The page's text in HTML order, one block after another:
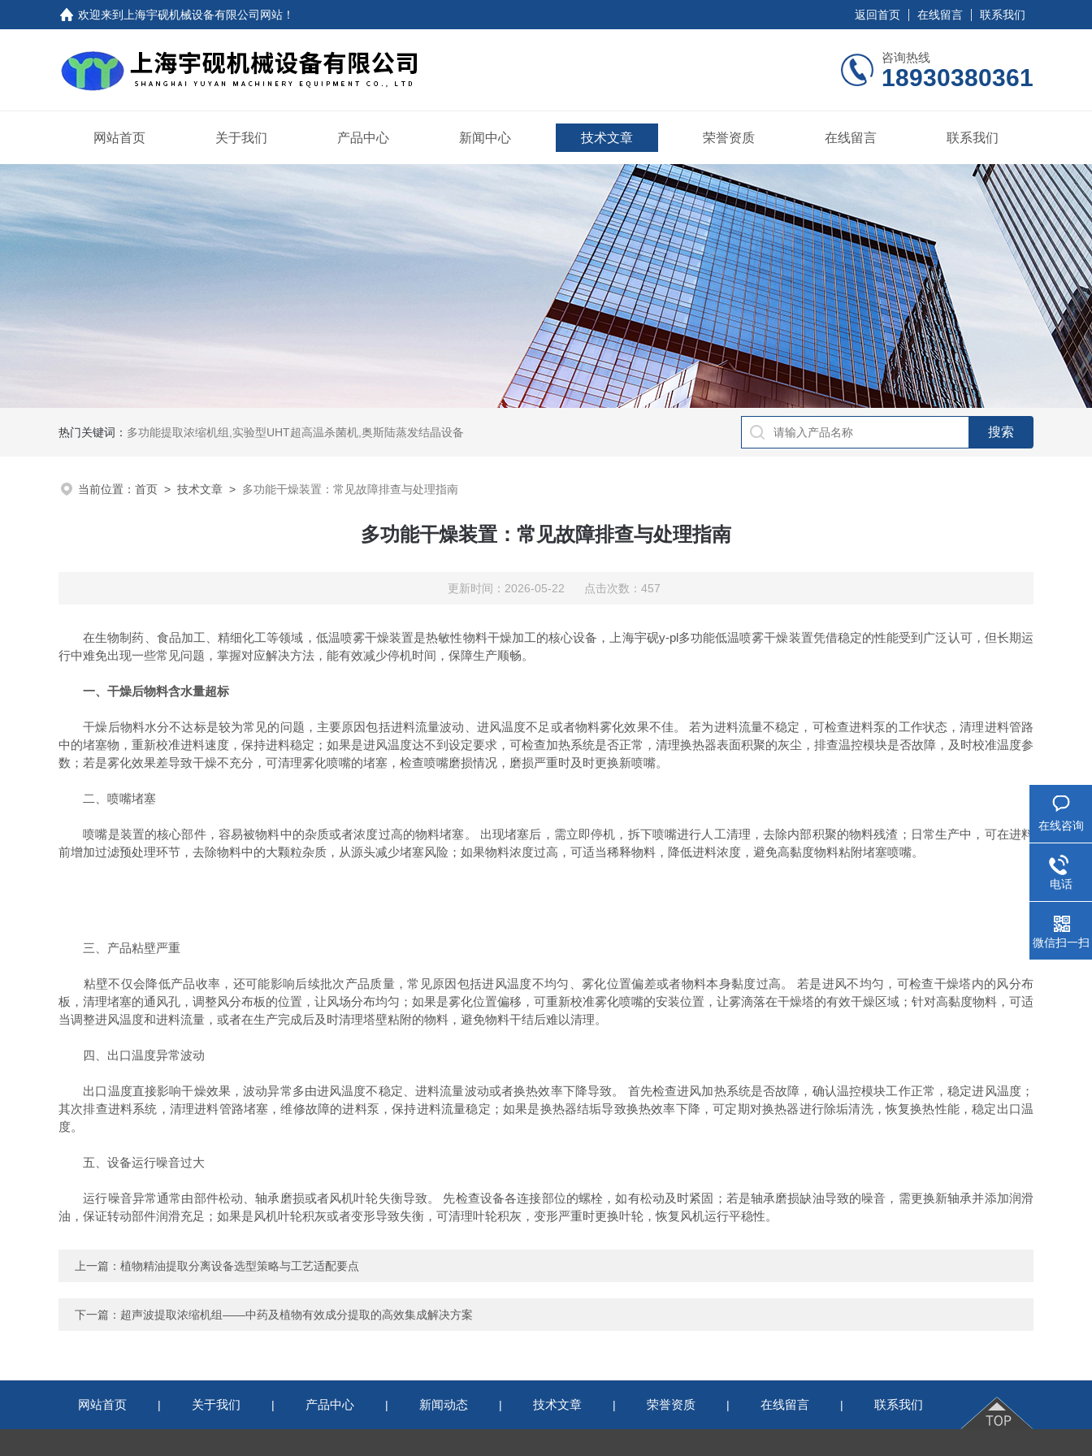
欢迎来到上海宇砚机械设备有限公司网站！ 返回首页 在线留言 联系我们
咨询热线
18930380361
网站首页 关于我们 产品中心 新闻中心 技术文章 荣誉资质 在线留言 联系我们
热门关键词： 多功能提取浓缩机组,实验型UHT超高温杀菌机,奥斯陆蒸发结晶设备
当前位置： 首页 > 技术文章 > 多功能干燥装置：常见故障排查与处理指南
多功能干燥装置：常见故障排查与处理指南
更新时间：2026-05-22 点击次数：457
在生物制药、食品加工、精细化工等领域，低温喷雾干燥装置是热敏性物料干燥加工的核心设备，上海宇砚y-pl多功能低温喷雾干燥装置凭借稳定的性能受到广泛认可，但长期运
行中难免出现一些常见问题，掌握对应解决方法，能有效减少停机时间，保障生产顺畅。
一、干燥后物料含水量超标
干燥后物料水分不达标是较为常见的问题，主要原因包括进料流量波动、进风温度不足或者物料雾化效果不佳。 若为进料流量不稳定，可检查进料泵的工作状态，清理进料管路
中的堵塞物，重新校准进料速度，保持进料稳定；如果是进风温度达不到设定要求，可检查加热系统是否正常，清理换热器表面积聚的灰尘，排查温控模块是否故障，及时校准温度参
数；若是雾化效果差导致干燥不充分，可清理雾化喷嘴的堵塞，检查喷嘴磨损情况，磨损严重时及时更换新喷嘴。
二、喷嘴堵塞
喷嘴是装置的核心部件，容易被物料中的杂质或者浓度过高的物料堵塞。 出现堵塞后，需立即停机，拆下喷嘴进行人工清理，去除内部积聚的物料残渣；日常生产中，可在进料
前增加过滤预处理环节，去除物料中的大颗粒杂质，从源头减少堵塞风险；如果物料浓度过高，可适当稀释物料，降低进料浓度，避免高黏度物料粘附堵塞喷嘴。
三、产品粘壁严重
粘壁不仅会降低产品收率，还可能影响后续批次产品质量，常见原因包括进风温度不均匀、雾化位置偏差或者物料本身黏度过高。 若是进风不均匀，可检查干燥塔内的风分布
板，清理堵塞的通风孔，调整风分布板的位置，让风场分布均匀；如果是雾化位置偏移，可重新校准雾化喷嘴的安装位置，让雾滴落在干燥塔的有效干燥区域；针对高黏度物料，可适
当调整进风温度和进料流量，或者在生产完成后及时清理塔壁粘附的物料，避免物料干结后难以清理。
四、出口温度异常波动
出口温度直接影响干燥效果，波动异常多由进风温度不稳定、进料流量波动或者换热效率下降导致。 首先检查进风加热系统是否故障，确认温控模块工作正常，稳定进风温度；
其次排查进料系统，清理进料管路堵塞，维修故障的进料泵，保持进料流量稳定；如果是换热器结垢导致换热效率下降，可定期对换热器进行除垢清洗，恢复换热性能，稳定出口温
度。
五、设备运行噪音过大
运行噪音异常通常由部件松动、轴承磨损或者风机叶轮失衡导致。 先检查设备各连接部位的螺栓，如有松动及时紧固；若是轴承磨损缺油导致的噪音，需更换新轴承并添加润滑
油，保证转动部件润滑充足；如果是风机叶轮积灰或者变形导致失衡，可清理叶轮积灰，变形严重时更换叶轮，恢复风机运行平稳性。
上一篇： 植物精油提取分离设备选型策略与工艺适配要点
下一篇： 超声波提取浓缩机组——中药及植物有效成分提取的高效集成解决方案
网站首页 | 关于我们 | 产品中心 | 新闻动态 | 技术文章 | 荣誉资质 | 在线留言 | 联系我们
在线咨询
电话
微信扫一扫